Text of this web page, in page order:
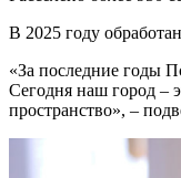
В 2025 году
«За последние годы
Сегодня наш город –
пространство», –